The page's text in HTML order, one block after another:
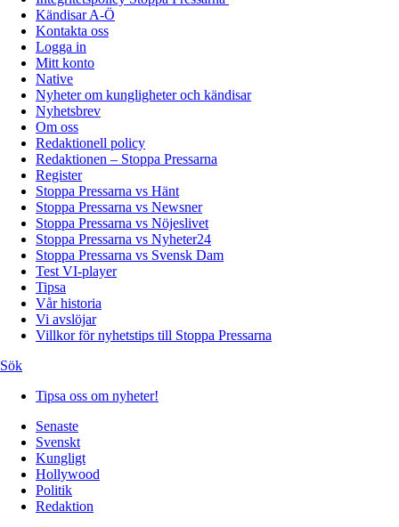
Kändisar A-Ö
Kontakta oss
Logga in
Mitt konto
Native
Nyheter om kungligheter och kändisar
Nyhetsbrev
Om oss
Redaktionell policy
Redaktionen – Stoppa Pressarna
Register
Stoppa Pressarna vs Hänt
Stoppa Pressarna vs Newsner
Stoppa Pressarna vs Nöjeslivet
Stoppa Pressarna vs Nyheter24
Stoppa Pressarna vs Svensk Dam
Test VI-player
Tipsa
Vår historia
Vi avslöjar
Villkor för nyhetstips till Stoppa Pressarna
Sök
Tipsa oss om nyheter!
Senaste
Svenskt
Kungligt
Hollywood
Politik
Redaktion